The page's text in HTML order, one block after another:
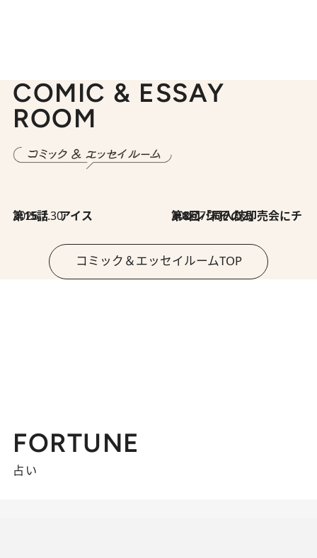
COMIC & ESSAY
ROOM
2026.7.30
第15話 アイス 2026.7.30
第8回「同人誌即売会にチャレンジ その2」
コミック＆エッセイルームTOP
FORTUNE
占い